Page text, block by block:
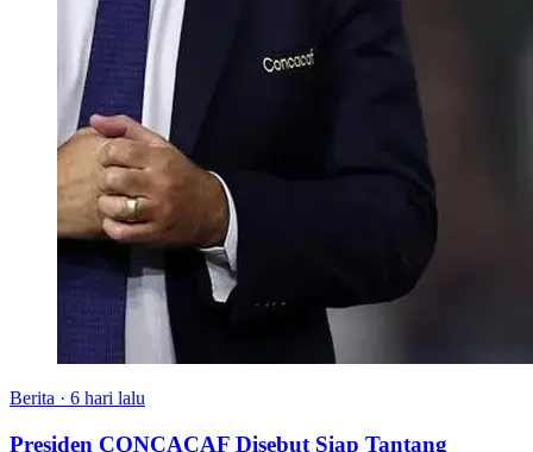
Berita · 6 hari lalu
Presiden CONCACAF Disebut Siap Tantang